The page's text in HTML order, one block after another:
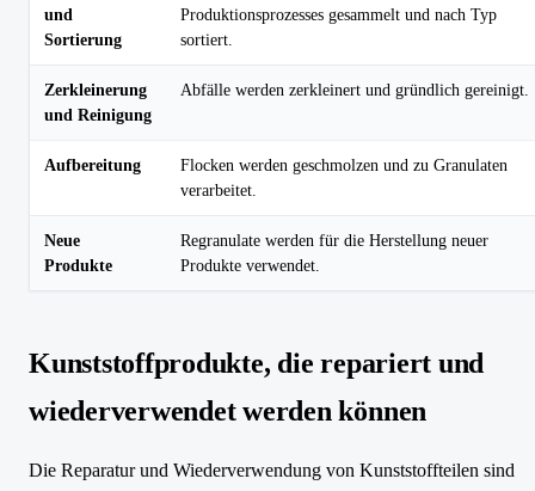
und
Sortierung
Produktionsprozesses gesammelt und nach Typ
sortiert.
Zerkleinerung
und Reinigung
Abfälle werden zerkleinert und gründlich gereinigt.
Aufbereitung
Flocken werden geschmolzen und zu Granulaten
verarbeitet.
Neue
Produkte
Regranulate werden für die Herstellung neuer
Produkte verwendet.
Kunststoffprodukte, die repariert und
wiederverwendet werden können
Die Reparatur und Wiederverwendung von Kunststoffteilen sind